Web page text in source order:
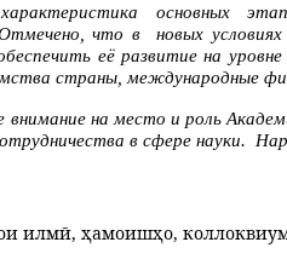
основных
что в новых
её развитие на
страны, международные
на место и роль
в сфере науки.
илмӣ, ҳамоишҳо,